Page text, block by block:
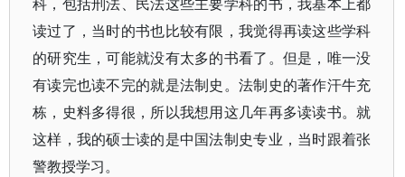
科，包括刑法、民法这些主要学科的书，我基本上都
读过了，当时的书也比较有限，我觉得再读这些学科
的研究生，可能就没有太多的书看了。但是，唯一没
有读完也读不完的就是法制史。法制史的著作汗牛充
栋，史料多得很，所以我想用这几年再多读读书。就
这样，我的硕士读的是中国法制史专业，当时跟着张
警教授学习。